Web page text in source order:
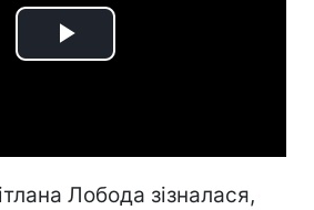
Play
Лобода зізналася,